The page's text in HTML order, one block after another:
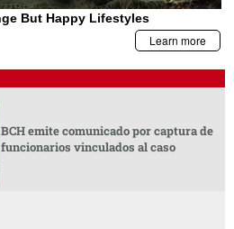
BCH emite comunicado por captura de
funcionarios vinculados al caso